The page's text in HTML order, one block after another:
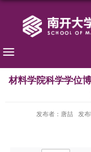
材料学院科学学位
发布者：唐喆 发